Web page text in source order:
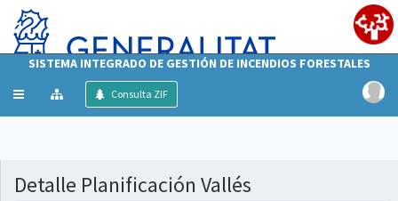
SISTEMA INTEGRADO DE GESTIÓN DE INCENDIOS FORESTALES
Mostrar/ocultar
Consulta ZIF
Detalle Planificación Vallés